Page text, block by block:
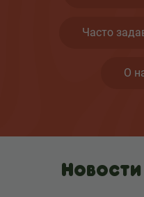
Часто
О